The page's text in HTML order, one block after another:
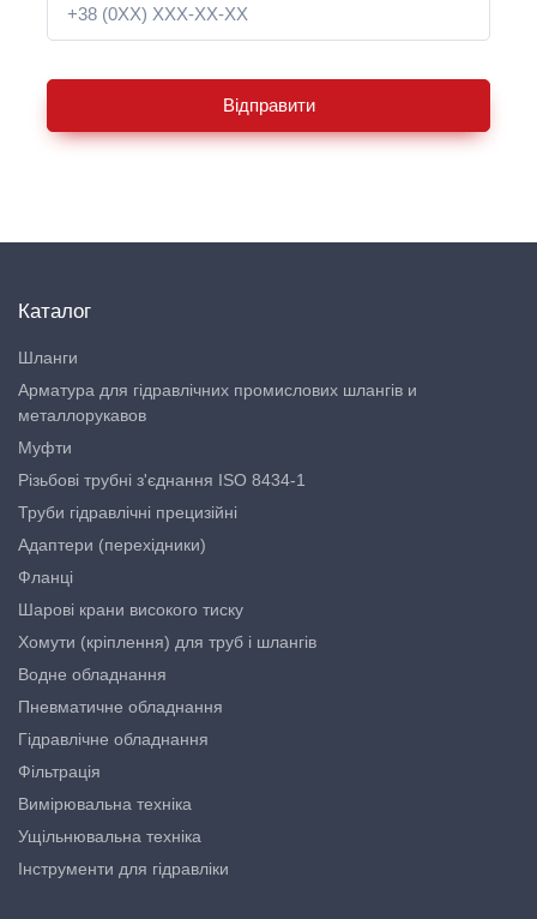
Відправити
Каталог
Шланги
Арматура для гідравлічних промислових шлангів и
металлорукавов
Муфти
Різьбові трубні з'єднання ISO 8434-1
Труби гідравлічні прецизійні
Адаптери (перехідники)
Фланці
Шарові крани високого тиску
Хомути (кріплення) для труб і шлангів
Водне обладнання
Пневматичне обладнання
Гідравлічне обладнання
Фільтрація
Вимірювальна техніка
Ущільнювальна техніка
Інструменти для гідравліки